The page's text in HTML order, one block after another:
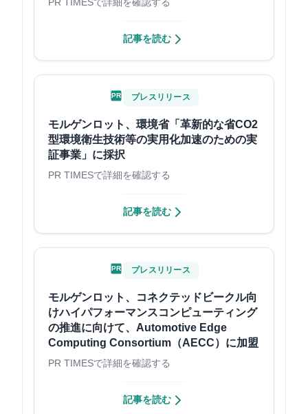
記事を読む
PR プレスリリース
モルゲンロット、環境省「革新的な省CO2
型環境衛生技術等の実用化加速のための実
証事業」に採択
PR TIMESで詳細を確認する
記事を読む
PR プレスリリース
モルゲンロット、コネクテッドビークル向
けハイパフォーマンスコンピューティング
の推進に向けて、Automotive Edge
Computing Consortium（AECC）に加盟
PR TIMESで詳細を確認する
記事を読む